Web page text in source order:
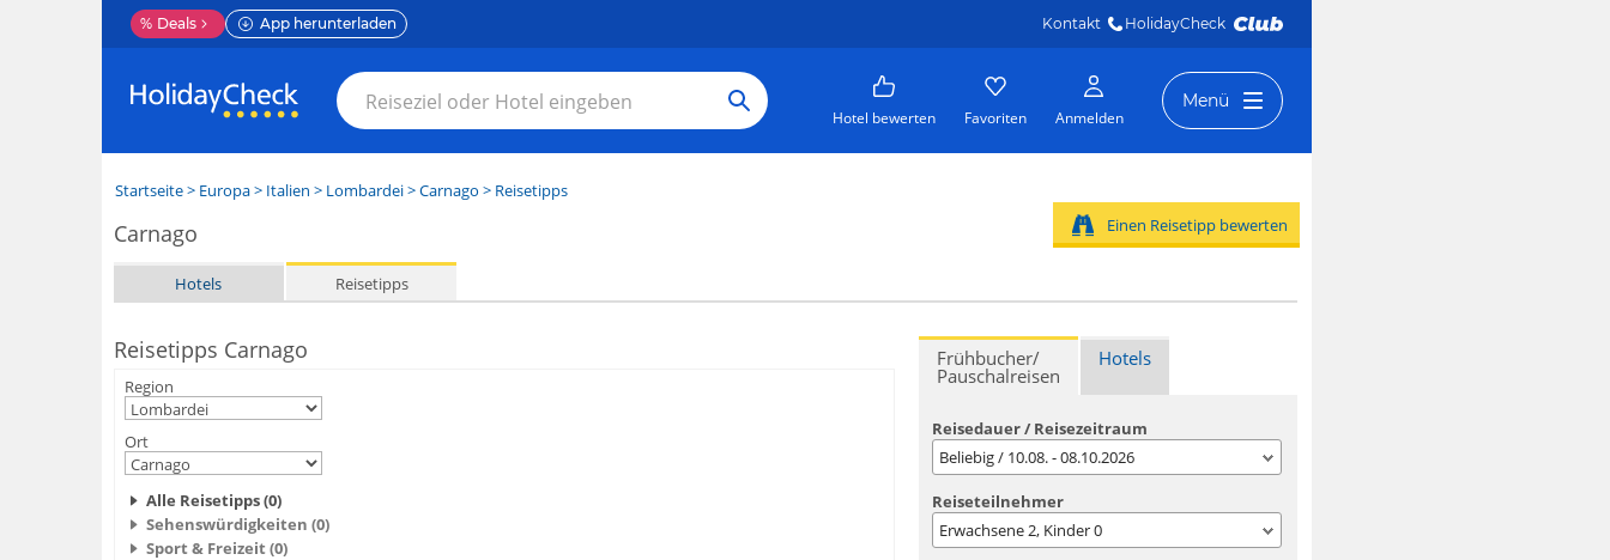
% Deals App herunterladen Kontakt HolidayCheck
Hotel bewerten Favoriten Anmelden
Menü
Startseite> Europa> Italien > Lombardei>Carnago > Reisetipps
Carnago
Hotels Reisetipps
Einen Reisetipp bewerten
Reisetipps Carnago
Region
Ort
Alle Reisetipps (0)
Sehenswürdigkeiten (0)
Sport & Freizeit (0)
Frühbucher/
Pauschalreisen
Hotels
Reisedauer / Reisezeitraum
Beliebig / 10.08. - 08.10.2026
Reiseteilnehmer
Erwachsene2, Kinder0